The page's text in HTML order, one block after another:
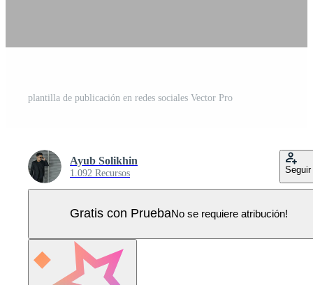
plantilla de publicación en redes sociales Vector Pro
Ayub Solikhin
1.092 Recursos Seguir
Gratis con PruebaNo se requiere atribución!